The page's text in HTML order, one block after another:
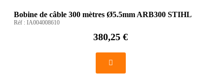
Bobine de câble 300 mètres Ø5.5mm ARB300 STIHL
Réf : IA004008610
380,25 €